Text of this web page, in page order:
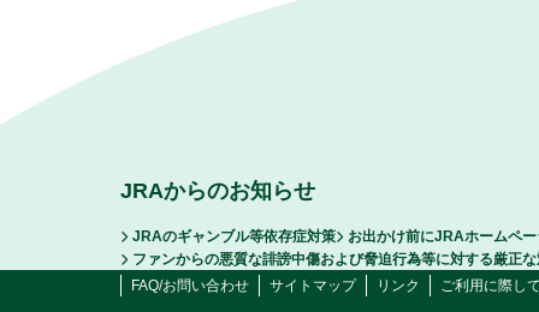
JRAからのお知らせ
JRAのギャンブル等依存症対策
お出かけ前にJRAホームペ
ファンからの悪質な誹謗中傷および脅迫行為等に対する厳正
FAQ/お問い合わせ
サイトマップ リンク ご利用に際し